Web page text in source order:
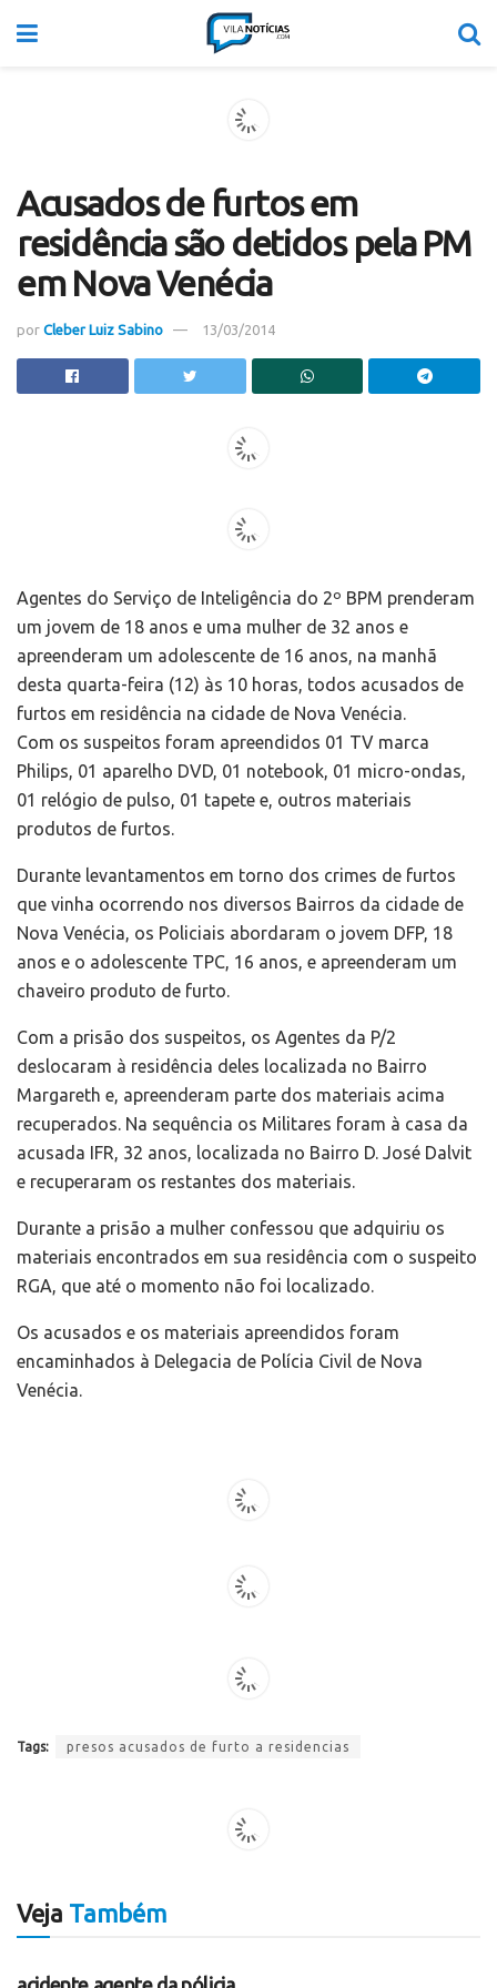
Acusados de furtos em
residência são detidos pela PM
em Nova Venécia
por Cleber Luiz Sabino 13/03/2014
Agentes do Serviço de Inteligência do 2º BPM prenderam
um jovem de 18 anos e uma mulher de 32 anos e
apreenderam um adolescente de 16 anos, na manhã
desta quarta-feira (12) às 10 horas, todos acusados de
furtos em residência na cidade de Nova Venécia.
Com os suspeitos foram apreendidos 01 TV marca
Philips, 01 aparelho DVD, 01 notebook, 01 micro-ondas,
01 relógio de pulso, 01 tapete e, outros materiais
produtos de furtos.
Durante levantamentos em torno dos crimes de furtos
que vinha ocorrendo nos diversos Bairros da cidade de
Nova Venécia, os Policiais abordaram o jovem DFP, 18
anos e o adolescente TPC, 16 anos, e apreenderam um
chaveiro produto de furto.
Com a prisão dos suspeitos, os Agentes da P/2
deslocaram à residência deles localizada no Bairro
Margareth e, apreenderam parte dos materiais acima
recuperados. Na sequência os Militares foram à casa da
acusada IFR, 32 anos, localizada no Bairro D. José Dalvit
e recuperaram os restantes dos materiais.
Durante a prisão a mulher confessou que adquiriu os
materiais encontrados em sua residência com o suspeito
RGA, que até o momento não foi localizado.
Os acusados e os materiais apreendidos foram
encaminhados à Delegacia de Polícia Civil de Nova
Venécia.
Tags: presos acusados de furto a residencias
Veja Também
SEM CATEGORIA